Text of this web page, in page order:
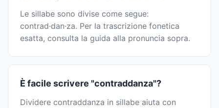
Le sillabe sono divise come segue:
contrad·dan·za. Per la trascrizione fonetica
esatta, consulta la guida alla pronuncia sopra.
È facile scrivere "contraddanza"?
Dividere contraddanza in sillabe aiuta con